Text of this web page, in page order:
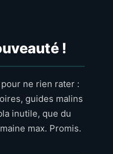
!
ne rien rater :
guides malins
inutile, que du
max. Promis.